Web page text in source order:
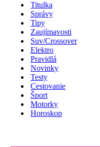
Titulka
Správy
Tipy
Zaujímavosti
Suv/Crossover
Elektro
Pravidlá
Novinky
Testy
Cestovanie
Šport
Motorky
Horoskop